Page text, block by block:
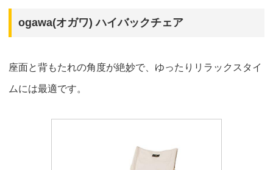
ogawa(オガワ) ハイバックチェア
座面と背もたれの角度が絶妙で、ゆったりリラックスタイ
ムには最適です。